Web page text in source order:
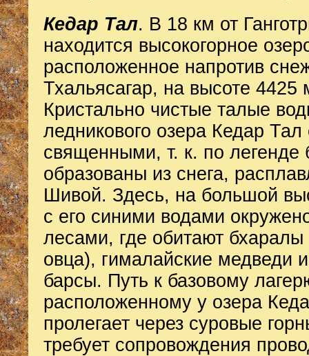
Кедар Тал. В 18 км от
находится высокогорное
расположенное напротив
Тхальясагар, на высоте 4425
Кристально чистые талые
ледникового озера Кедар Тал
священными, т. к. по легенде
образованы из снега,
Шивой. Здесь, на большой
с его синими водами
лесами, где обитают бхаралы
овца), гималайские медведи
барсы. Путь к базовому
расположенному у озера
пролегает через суровые
требует сопровождения